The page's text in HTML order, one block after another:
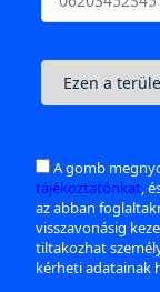
A gomb
tájékoztatónkat,
az abban
visszavonásig
tiltakozhat
kérheti adatainak